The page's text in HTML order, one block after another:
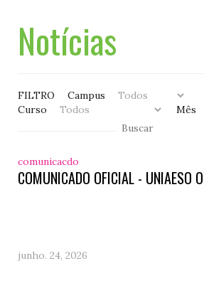
Notícias
FILTRO
Campus
Curso
Mês
comunicacdo
COMUNICADO OFICIAL - UNIAESO
junho. 24, 2026